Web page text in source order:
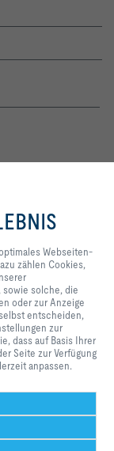
sind,
zu
zur
selbst
die
Ihrer
alle
Webseiten-
zählen Cookies,
solche, die
oder zur Anzeige
entscheiden,
zur
dass auf Basis Ihrer
Seite zur Verfügung
anpassen.